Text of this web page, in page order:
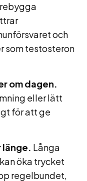
och
som testosteron
om dagen.
eller lätt
för att ge
länge. Långa
öka trycket
regelbundet,